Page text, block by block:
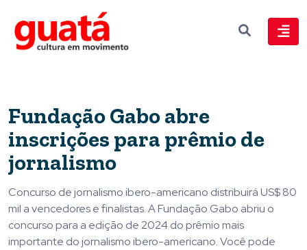
Fundação Gabo abre
inscrições para prêmio de
jornalismo
Concurso de jornalismo ibero-americano distribuirá US$ 80
mil a vencedores e finalistas. A Fundação Gabo abriu o
concurso para a edição de 2024 do prêmio mais
importante do jornalismo ibero-americano. Você pode